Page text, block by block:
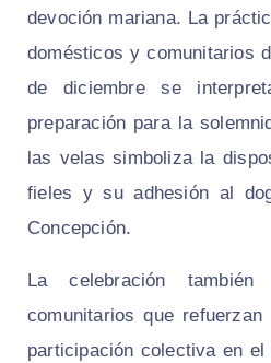
devoción mariana. La
domésticos y comunitarios
de diciembre se
preparación para la
las velas simboliza la
fieles y su adhesión al
Concepción.
La celebración también
comunitarios que
participación colectiva en